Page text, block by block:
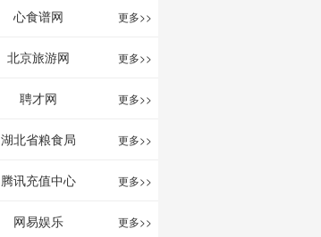
心食谱网 更多>>
北京旅游网 更多>>
聘才网 更多>>
湖北省粮食局 更多>>
腾讯充值中心 更多>>
网易娱乐 更多>>